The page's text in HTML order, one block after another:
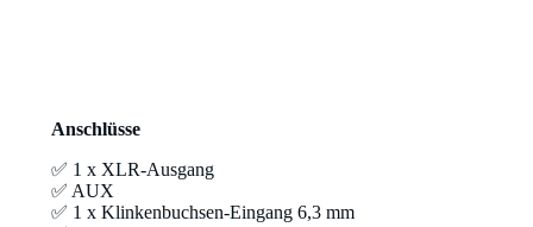
Anschlüsse
✅ 1 x XLR-Ausgang
✅ AUX
✅ 1 x Klinkenbuchsen-Eingang 6,3 mm